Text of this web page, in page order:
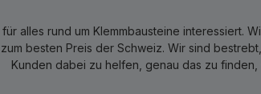
alles rund um Klemmbausteine
besten Preis der Schweiz. Wir sind
Kunden dabei zu helfen, genau das zu finden,